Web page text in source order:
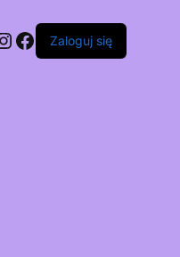
Zaloguj się